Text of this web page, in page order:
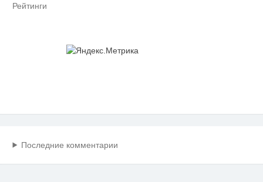
Рейтинги
Последние комментарии